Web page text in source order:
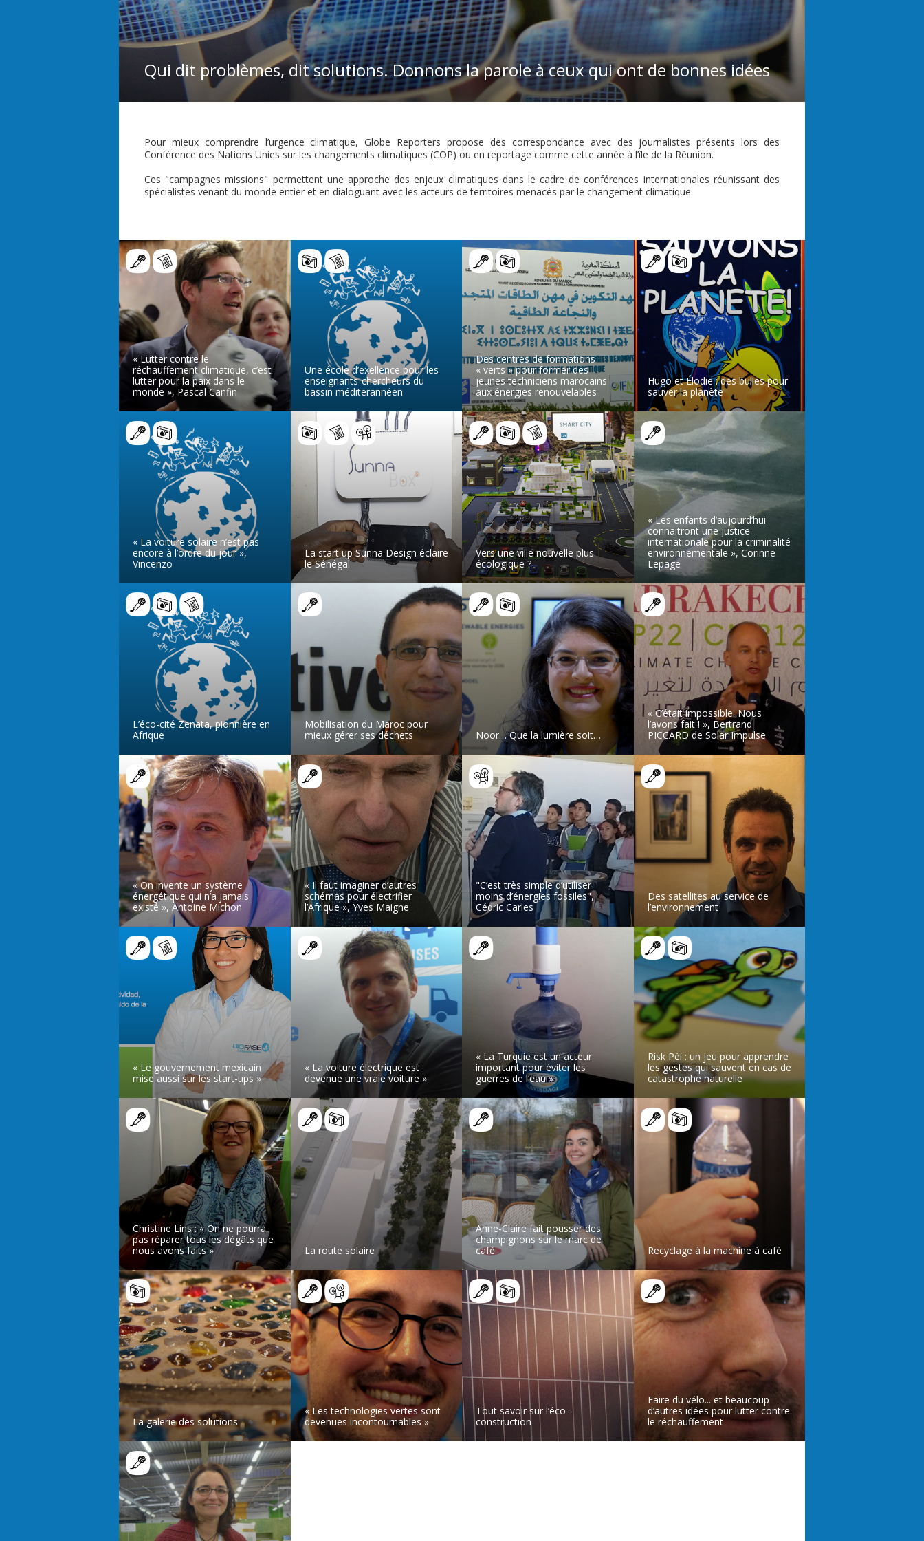
Qui dit problèmes, dit solutions. Donnons la parole à ceux qui ont de bonnes idées
Pour mieux comprendre l’urgence climatique, Globe Reporters propose des correspondance avec des journalistes présents lors des
Conférence des Nations Unies sur les changements climatiques (COP) ou en reportage comme cette année à l’île de la Réunion.
Ces "campagnes missions" permettent une approche des enjeux climatiques dans le cadre de conférences internationales réunissant des
spécialistes venant du monde entier et en dialoguant avec les acteurs de territoires menacés par le changement climatique.
« Lutter contre le
réchauffement climatique, c’est
lutter pour la paix dans le
monde », Pascal Canfin
LIRE L’ARTICLE
Une école d’exellence pour les
enseignants-chercheurs du
bassin méditerannéen
LIRE L’ARTICLE
Des centres de formations
« verts » pour former des
jeunes techniciens marocains
aux énergies renouvelables
LIRE L’ARTICLE
Hugo et Élodie : des bulles pour
sauver la planète
LIRE L’ARTICLE
« La voiture solaire n’est pas
encore à l’ordre du jour »,
Vincenzo
LIRE L’ARTICLE
La start up Sunna Design éclaire
le Sénégal
LIRE L’ARTICLE
Vers une ville nouvelle plus
écologique ?
LIRE L’ARTICLE
« Les enfants d’aujourd’hui
connaitront une justice
internationale pour la criminalité
environnementale », Corinne
Lepage
LIRE L’ARTICLE
L’éco-cité Zenata, pionnière en
Afrique
LIRE L’ARTICLE
Mobilisation du Maroc pour
mieux gérer ses déchets
LIRE L’ARTICLE
Noor… Que la lumière soit…
LIRE L’ARTICLE
« C’était impossible. Nous
l’avons fait ! », Bertrand
PICCARD de Solar Impulse
LIRE L’ARTICLE
« On invente un système
énergétique qui n’a jamais
existé », Antoine Michon
LIRE L’ARTICLE
« Il faut imaginer d’autres
schémas pour électrifier
l’Afrique », Yves Maigne
LIRE L’ARTICLE
"C’est très simple d’utiliser
moins d’énergies fossiles",
Cédric Carles
LIRE L’ARTICLE
Des satellites au service de
l’environnement
LIRE L’ARTICLE
« Le gouvernement mexicain
mise aussi sur les start-ups »
LIRE L’ARTICLE
« La voiture électrique est
devenue une vraie voiture »
LIRE L’ARTICLE
« La Turquie est un acteur
important pour éviter les
guerres de l’eau »
LIRE L’ARTICLE
Risk Péi : un jeu pour apprendre
les gestes qui sauvent en cas de
catastrophe naturelle
LIRE L’ARTICLE
Christine Lins : « On ne pourra
pas réparer tous les dégâts que
nous avons faits »
LIRE L’ARTICLE
La route solaire
LIRE L’ARTICLE
Anne-Claire fait pousser des
champignons sur le marc de
café
LIRE L’ARTICLE
Recyclage à la machine à café
LIRE L’ARTICLE
La galerie des solutions
LIRE L’ARTICLE
« Les technologies vertes sont
devenues incontournables »
LIRE L’ARTICLE
Tout savoir sur l’éco-
construction
LIRE L’ARTICLE
Faire du vélo... et beaucoup
d’autres idées pour lutter contre
le réchauffement
LIRE L’ARTICLE